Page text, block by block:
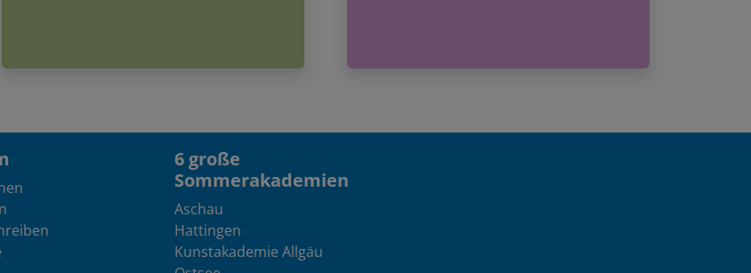
6 große
Sommerakademien
Aschau
Hattingen
Kunstakademie Allgäu
Ostsee